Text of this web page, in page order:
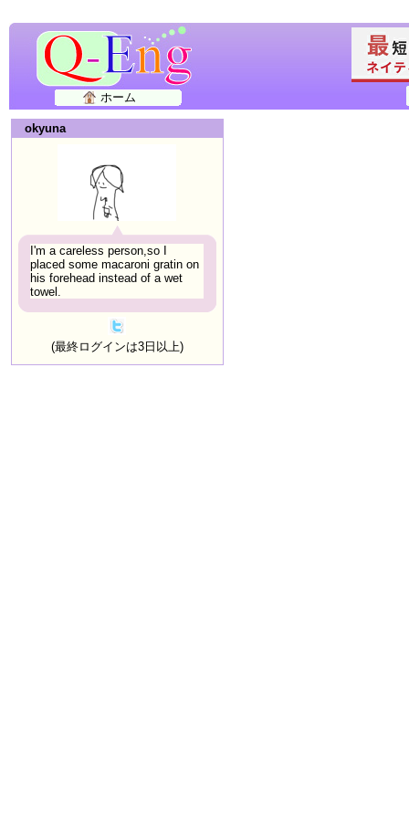
ホーム
okyuna
I'm a careless person,so I
placed some macaroni gratin on
his forehead instead of a wet
towel.
(最終ログインは3日以上)